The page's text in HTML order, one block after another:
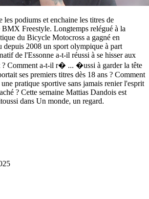
les podiums et enchaine les titres de
Freestyle. Longtemps relégué à la
du Bicycle Motocross a gagné en
depuis 2008 un sport olympique à part
de l'Essonne a-t-il réussi à se hisser aux
? Comment a-t-il r� ... �ussi à garder la tête
ses premiers titres dès 18 ans ? Comment
pratique sportive sans jamais renier l'esprit
? Cette semaine Mattias Dandois est
dans Un monde, un regard.